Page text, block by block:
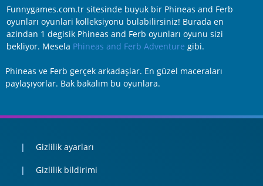
Funnygames.com.tr sitesinde buyuk bir Phineas and Ferb
oyunları oyunlari kolleksiyonu bulabilirsiniz! Burada en
azindan 1 degisik Phineas and Ferb oyunları oyunu sizi
bekliyor. Mesela Phineas and Ferb Adventure gibi.
Phineas ve Ferb gerçek arkadaşlar. En güzel maceraları
paylaşıyorlar. Bak bakalım bu oyunlara.
Gizlilik ayarları
Gizlilik bildirimi